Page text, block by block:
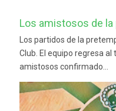
Los amistosos de
Los partidos de la
Club. El equipo regresa al
amistosos confirmado...